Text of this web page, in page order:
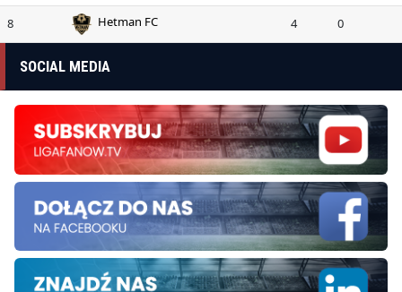
8 Hetman FC 4 0
SOCIAL MEDIA